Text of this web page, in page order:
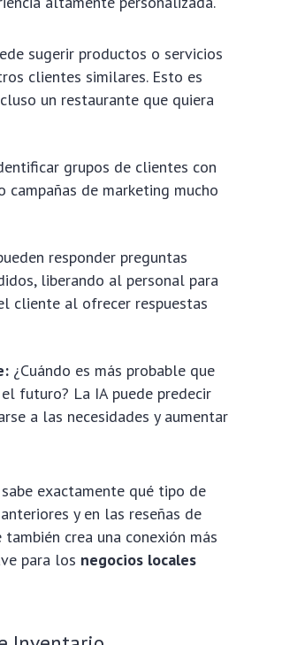
sugerir productos o servicios
clientes similares. Esto es
un restaurante que quiera
grupos de clientes con
campañas de marketing mucho
responder preguntas
liberando al personal para
cliente al ofrecer respuestas
¿Cuándo es más probable que
futuro? La IA puede predecir
a las necesidades y aumentar
exactamente qué tipo de
y en las reseñas de
crea una conexión más
para los negocios locales